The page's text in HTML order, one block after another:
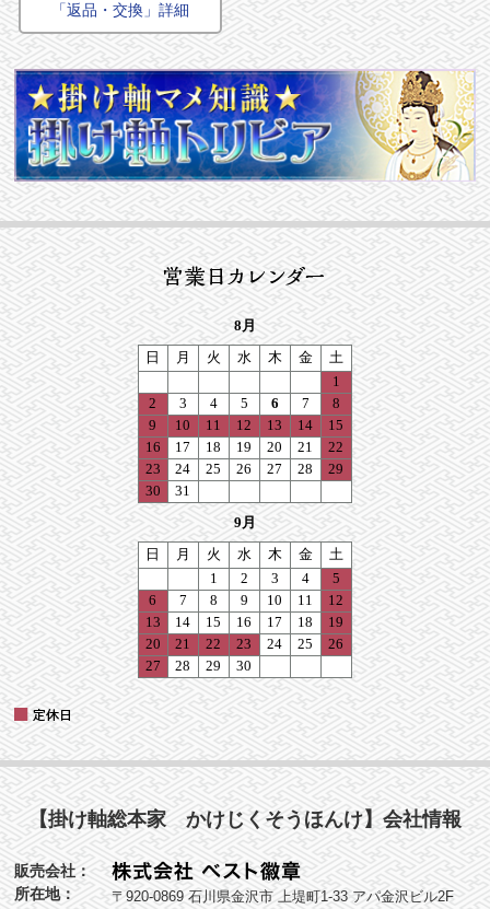
「返品・交換」詳細
【掛け軸総本家 かけじくそうほんけ】会社情報
販売会社：
所在地：
〒920-0869 石川県金沢市 上堤町1-33 アパ金沢ビル2F